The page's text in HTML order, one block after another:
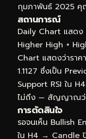
กุมภาพันธ์ 2025 คุณ
สถานการณ์
Daily Chart แสดง
Higher High +
Chart แสดงว่าราค
1.1127 ซึ่งเป็น
Support RSI ใน
ไม่ถึง — สัญญาณว่า
การตัดสินใจ
รอจนเห็น Bullish
ใน H4 → Candle